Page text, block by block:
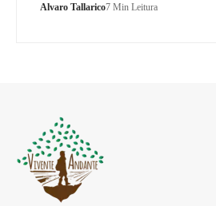
Alvaro Tallarico7 Min Leitura